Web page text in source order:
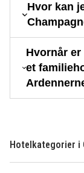
Hvor kan
Hvornår
et
Hotelkategorier i